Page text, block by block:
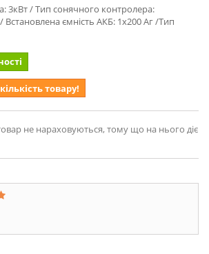
3кВт / Тип сонячного контролера:
Встановлена ємність АКБ: 1х200 Аг /Тип
товару!
не нараховуються, тому що на нього діє